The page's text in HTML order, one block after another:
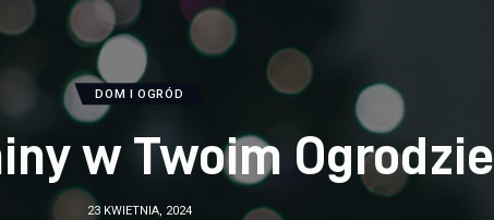
DOM I OGRÓD
w Twoim Ogrodzie
23 KWIETNIA, 2024